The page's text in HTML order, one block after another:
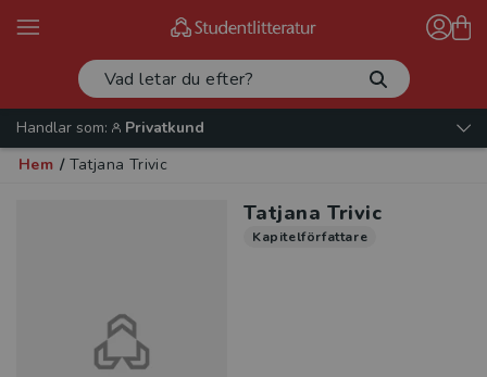
Handlar som:
Privatkund
Hem / Tatjana Trivic
Tatjana Trivic
Kapitelförfattare